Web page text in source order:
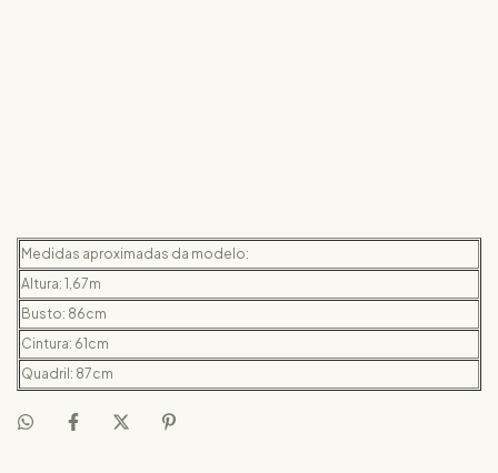
Medidas aproximadas da modelo:
Altura: 1,67m
Busto: 86cm
Cintura: 61cm
Quadril: 87cm